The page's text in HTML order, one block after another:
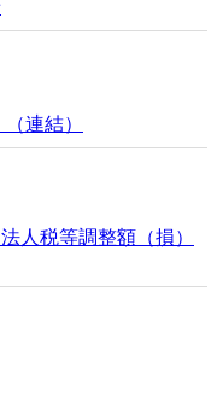
連結）
人税等調整額（損）